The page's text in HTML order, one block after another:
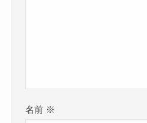
名前 ※